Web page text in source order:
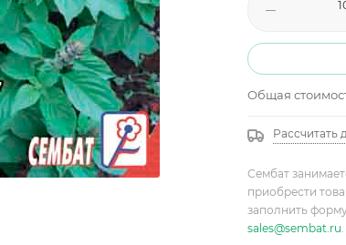
Общая
Рассчитать
Сембат
приобрести
заполнить
sales@sembat.ru